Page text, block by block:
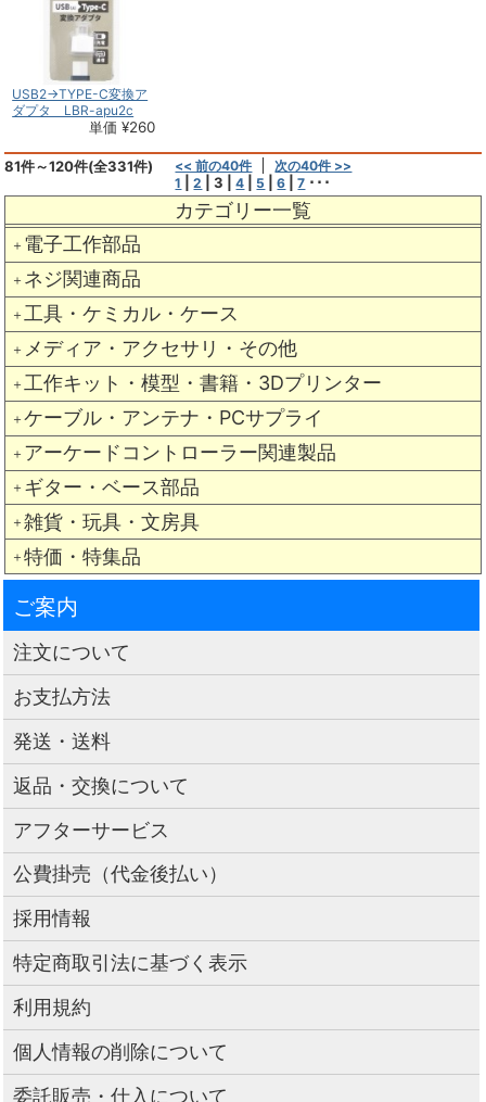
カテゴリー一覧
＋ 電子工作部品
＋ ネジ関連商品
＋ 工具・ケミカル・ケース
＋ メディア・アクセサリ・その他
＋ 工作キット・模型・書籍・3Dプリンター
＋ ケーブル・アンテナ・PCサプライ
＋ アーケードコントローラー関連製品
＋ ギター・ベース部品
＋ 雑貨・玩具・文房具
＋ 特価・特集品
USB2→TYPE-C変換ア
ダプタ LBR-apu2c
単価 ¥260
81件～120件(全331件) << 前の40件
次の40件 >>
1
|2 |3 |4 5 |6 |7 ･･･
ご案内
注文について
お支払方法
発送・送料
返品・交換について
アフターサービス
公費掛売（代金後払い）
採用情報
特定商取引法に基づく表示
利用規約
個人情報の削除について
委託販売・仕入について